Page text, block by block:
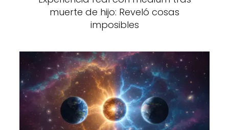
muerte de hijo: Reveló cosas
imposibles